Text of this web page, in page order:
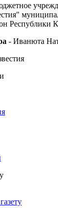
Республики
- Иванюта